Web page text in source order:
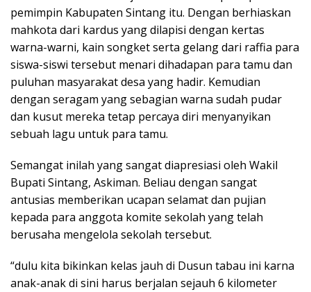
pemimpin Kabupaten Sintang itu. Dengan berhiaskan
mahkota dari kardus yang dilapisi dengan kertas
warna-warni, kain songket serta gelang dari raffia para
siswa-siswi tersebut menari dihadapan para tamu dan
puluhan masyarakat desa yang hadir. Kemudian
dengan seragam yang sebagian warna sudah pudar
dan kusut mereka tetap percaya diri menyanyikan
sebuah lagu untuk para tamu.
Semangat inilah yang sangat diapresiasi oleh Wakil
Bupati Sintang, Askiman. Beliau dengan sangat
antusias memberikan ucapan selamat dan pujian
kepada para anggota komite sekolah yang telah
berusaha mengelola sekolah tersebut.
“dulu kita bikinkan kelas jauh di Dusun tabau ini karna
anak-anak di sini harus berjalan sejauh 6 kilometer